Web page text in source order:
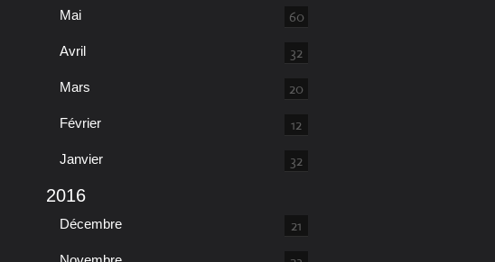
Mai 60
Avril 32
Mars 20
Février 12
Janvier 32
2016
Décembre 21